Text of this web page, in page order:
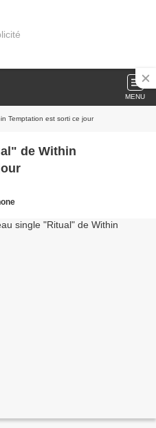
MENU
Temptation est sorti ce jour
de Within